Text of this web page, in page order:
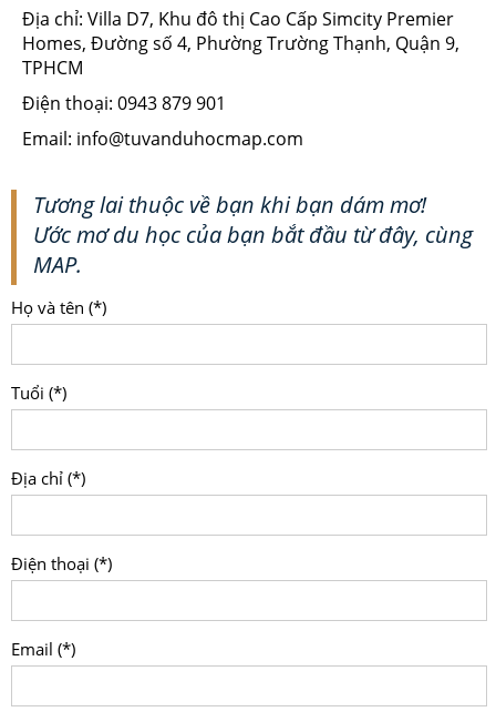
Địa chỉ: Villa D7, Khu đô thị Cao Cấp Simcity Premier
Homes, Đường số 4, Phường Trường Thạnh, Quận 9,
TPHCM
Điện thoại: 0943 879 901
Email: info@tuvanduhocmap.com
Tương lai thuộc về bạn khi bạn dám mơ!
Ước mơ du học của bạn bắt đầu từ đây, cùng
MAP.
Họ và tên (*)
Tuổi (*)
Địa chỉ (*)
Điện thoại (*)
Email (*)